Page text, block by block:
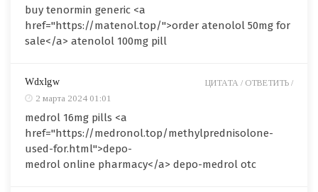
buy tenormin generic <a
href="https://matenol.top/">order atenolol 50mg for
sale</a> atenolol 100mg pill
Wdxlgw
2 марта 2024 01:01
medrol 16mg pills <a
href="https://medronol.top/methylprednisolone-
used-for.html">depo-
medrol online pharmacy</a> depo-medrol otc
ЦИТАТА / ОТВЕТИТЬ /